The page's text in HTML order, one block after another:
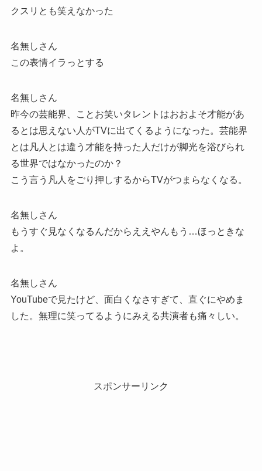
クスリとも笑えなかった
名無しさん
この表情イラっとする
名無しさん
昨今の芸能界、ことお笑いタレントはおおよそ才能があ
るとは思えない人がTVに出てくるようになった。芸能界
とは凡人とは違う才能を持った人だけが脚光を浴びられ
る世界ではなかったのか？
こう言う凡人をごり押しするからTVがつまらなくなる。
名無しさん
もうすぐ見なくなるんだからええやんもう…ほっときな
よ。
名無しさん
YouTubeで見たけど、面白くなさすぎて、直ぐにやめま
した。無理に笑ってるようにみえる共演者も痛々しい。
スポンサーリンク